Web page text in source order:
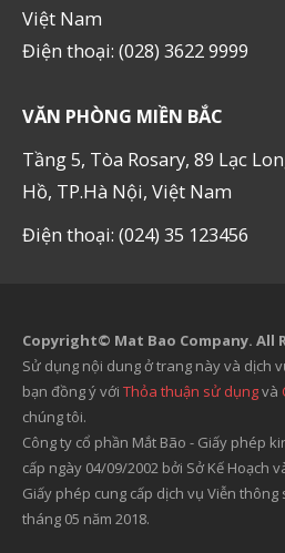
Việt Nam
Điện thoại: (028) 3622 9999
VĂN PHÒNG MIỀN BẮC
Tầng 5, Tòa Rosary, 89 Lạc
Hồ, TP.Hà Nội, Việt Nam
Điện thoại: (024) 35 123456
Copyright© Mat Bao Company. All
Sử dụng nội dung ở trang này và dịch
bạn đồng ý với Thỏa thuận sử dụngvà
chúng tôi.
Công ty cổ phần Mắt Bão - Giấy phép
cấp ngày 04/09/2002 bởi Sở Kế Hoạch
Giấy phép cung cấp dịch vụ Viễn thông
tháng 05 năm 2018.